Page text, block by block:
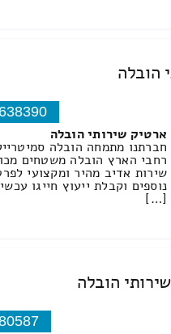
הובלה
ארטיק שירותי הובלה
חברתנו מתמחה הובלה
רחבי הארץ הובלה משטחים
שירות אדיב מהיר ומקצועי
נוספים וקבלת ייעוץ חייגו
[…]
הובלה